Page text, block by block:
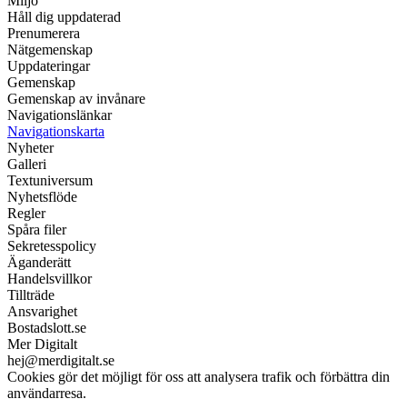
Håll dig uppdaterad
Prenumerera
Nätgemenskap
Uppdateringar
Gemenskap
Gemenskap av invånare
Navigationslänkar
Navigationskarta
Nyheter
Galleri
Textuniversum
Nyhetsflöde
Regler
Spåra filer
Sekretesspolicy
Äganderätt
Handelsvillkor
Tillträde
Ansvarighet
Bostadslott.se
Mer Digitalt
hej@merdigitalt.se
Cookies gör det möjligt för oss att analysera trafik och förbättra din
användarresa.